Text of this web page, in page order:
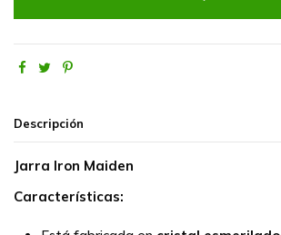
Descripción
Jarra Iron Maiden
Características: